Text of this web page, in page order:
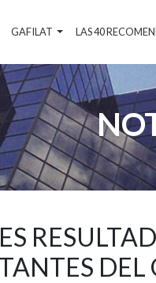
GAFILAT LAS 40
DEL